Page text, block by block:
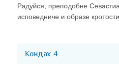
Радуйся, преподобне
исповедниче и образе
Кондак 4